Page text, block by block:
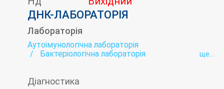
ДНК-ЛАБОРАТОРІЯ
Лабораторія
Аутоімунологічна лабораторія
Бактеріологічна лабораторія
Гельмінтологія
ще...
Діагностика